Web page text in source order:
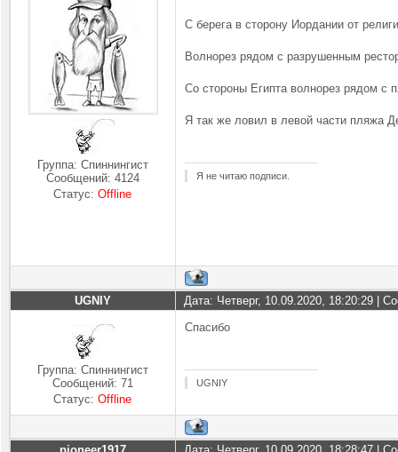
Группа: Спиннингист
Сообщений: 4124
Статус:Offline
С берега в сторону Иордании от
Волнорез рядом с разрушенным
Со стороны Египта волнорез рядом с
Я так же ловил в левой части пляжа
Я не читаю подписи.
UGNIY Дата: Четверг, 10.09.2020, 18:20:29 |
Группа: Спиннингист
Сообщений: 71
Статус:Offline
Спасибо
UGNIY